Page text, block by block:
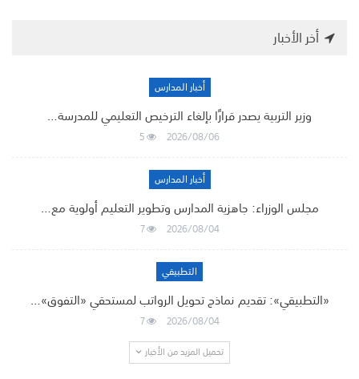
أخر الأخبار
أخبار المدارس
وزير التربية يصدر قرارًا بإلغاء الترخيص التعليمي للمدرسة…
2026/08/06
5
أخبار المدارس
مجلس الوزراء: جاهزية المدارس وتطوير التعليم أولوية مع…
2026/08/04
7
التطبيقي
«التطبيقي»: تقديم نماذج تحويل الرواتب لمستحقي «التفوق»…
2026/08/04
7
تحميل المزيد من الأخبار